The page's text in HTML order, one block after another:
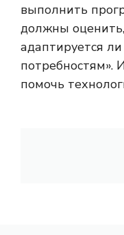
выполнить
должны
адаптируется
потребностям».
помочь